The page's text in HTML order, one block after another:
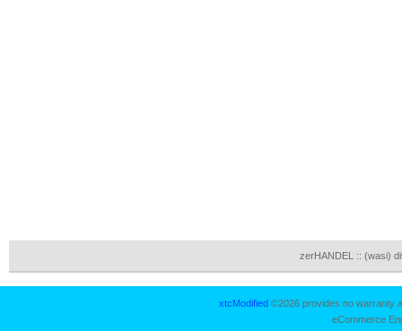
zerHANDEL :: (wasi)
xtcModified ©2026 provides no warranty
eCommerce